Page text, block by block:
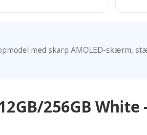
med skarp AMOLED-skærm,
256GB